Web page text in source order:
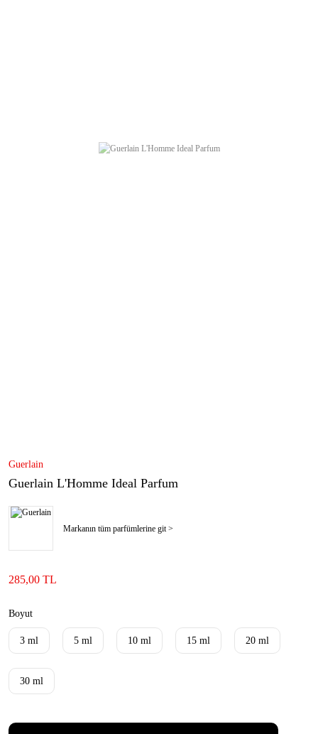
Guerlain
Guerlain L'Homme Ideal Parfum
Markanın tüm parfümlerine git >
285,00 TL
Boyut
3 ml 5 ml 10 ml 15 ml 20 ml
30 ml